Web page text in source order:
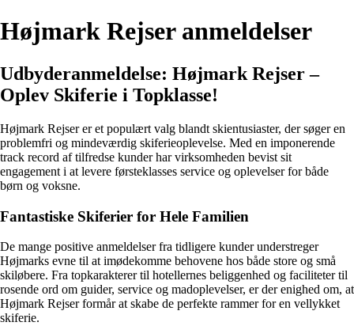
Højmark Rejser anmeldelser
Udbyderanmeldelse: Højmark Rejser –
Oplev Skiferie i Topklasse!
Højmark Rejser er et populært valg blandt skientusiaster, der søger en
problemfri og mindeværdig skiferieoplevelse. Med en imponerende
track record af tilfredse kunder har virksomheden bevist sit
engagement i at levere førsteklasses service og oplevelser for både
børn og voksne.
Fantastiske Skiferier for Hele Familien
De mange positive anmeldelser fra tidligere kunder understreger
Højmarks evne til at imødekomme behovene hos både store og små
skiløbere. Fra topkarakterer til hotellernes beliggenhed og faciliteter til
rosende ord om guider, service og madoplevelser, er der enighed om, at
Højmark Rejser formår at skabe de perfekte rammer for en vellykket
skiferie.